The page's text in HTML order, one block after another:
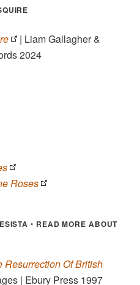
| Liam Gallagher &
2024
Roses
• READ MORE ABOUT
Resurrection Of British
| Ebury Press 1997